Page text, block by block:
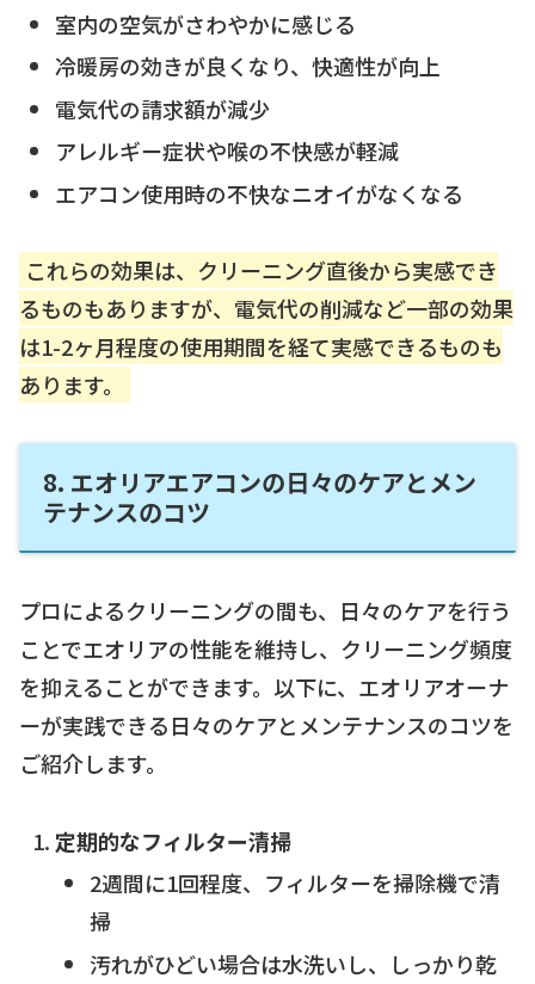
室内の空気がさわやかに感じる
冷暖房の効きが良くなり、快適性が向上
電気代の請求額が減少
アレルギー症状や喉の不快感が軽減
エアコン使用時の不快なニオイがなくなる
これらの効果は、クリーニング直後から実感でき
るものもありますが、電気代の削減など一部の効果
は1-2ヶ月程度の使用期間を経て実感できるものも
あります。
8. エオリアエアコンの日々のケアとメン
テナンスのコツ
プロによるクリーニングの間も、日々のケアを行う
ことでエオリアの性能を維持し、クリーニング頻度
を抑えることができます。以下に、エオリアオーナ
ーが実践できる日々のケアとメンテナンスのコツを
ご紹介します。
定期的なフィルター清掃
2週間に1回程度、フィルターを掃除機で清
掃
汚れがひどい場合は水洗いし、しっかり乾